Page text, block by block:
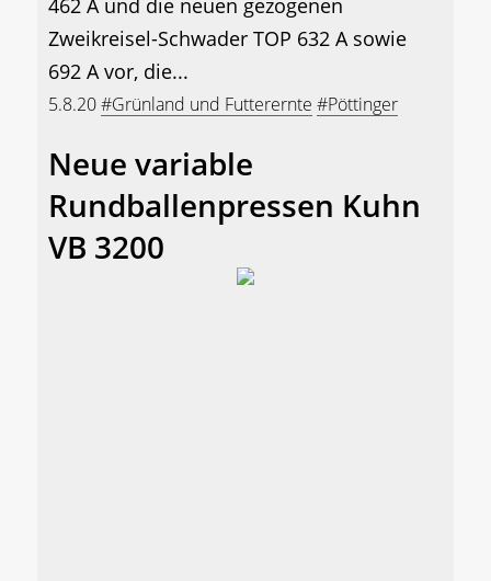
462 A und die neuen gezogenen
Zweikreisel-Schwader TOP 632 A sowie
692 A vor, die...
5.8.20#Grünland und Futterernte #Pöttinger
Neue variable
Rundballenpressen Kuhn
VB 3200